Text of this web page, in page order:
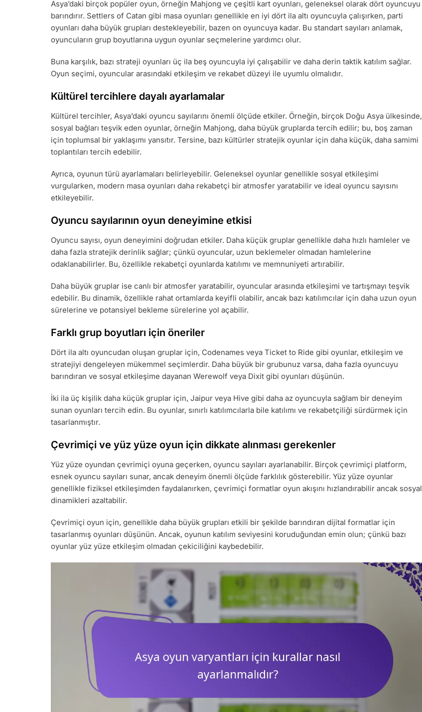
Asya’daki birçok popüler oyun, örneğin Mahjong ve çeşitli kart oyunları, geleneksel olarak dört oyuncuyu
barındırır. Settlers of Catan gibi masa oyunları genellikle en iyi dört ila altı oyuncuyla çalışırken, parti
oyunları daha büyük grupları destekleyebilir, bazen on oyuncuya kadar. Bu standart sayıları anlamak,
oyuncuların grup boyutlarına uygun oyunlar seçmelerine yardımcı olur.
Buna karşılık, bazı strateji oyunları üç ila beş oyuncuyla iyi çalışabilir ve daha derin taktik katılım sağlar.
Oyun seçimi, oyuncular arasındaki etkileşim ve rekabet düzeyi ile uyumlu olmalıdır.
Kültürel tercihlere dayalı ayarlamalar
Kültürel tercihler, Asya’daki oyuncu sayılarını önemli ölçüde etkiler. Örneğin, birçok Doğu Asya ülkesinde,
sosyal bağları teşvik eden oyunlar, örneğin Mahjong, daha büyük gruplarda tercih edilir; bu, boş zaman
için toplumsal bir yaklaşımı yansıtır. Tersine, bazı kültürler stratejik oyunlar için daha küçük, daha samimi
toplantıları tercih edebilir.
Ayrıca, oyunun türü ayarlamaları belirleyebilir. Geleneksel oyunlar genellikle sosyal etkileşimi
vurgularken, modern masa oyunları daha rekabetçi bir atmosfer yaratabilir ve ideal oyuncu sayısını
etkileyebilir.
Oyuncu sayılarının oyun deneyimine etkisi
Oyuncu sayısı, oyun deneyimini doğrudan etkiler. Daha küçük gruplar genellikle daha hızlı hamleler ve
daha fazla stratejik derinlik sağlar; çünkü oyuncular, uzun beklemeler olmadan hamlelerine
odaklanabilirler. Bu, özellikle rekabetçi oyunlarda katılımı ve memnuniyeti artırabilir.
Daha büyük gruplar ise canlı bir atmosfer yaratabilir, oyuncular arasında etkileşimi ve tartışmayı teşvik
edebilir. Bu dinamik, özellikle rahat ortamlarda keyifli olabilir, ancak bazı katılımcılar için daha uzun oyun
sürelerine ve potansiyel bekleme sürelerine yol açabilir.
Farklı grup boyutları için öneriler
Dört ila altı oyuncudan oluşan gruplar için, Codenames veya Ticket to Ride gibi oyunlar, etkileşim ve
stratejiyi dengeleyen mükemmel seçimlerdir. Daha büyük bir grubunuz varsa, daha fazla oyuncuyu
barındıran ve sosyal etkileşime dayanan Werewolf veya Dixit gibi oyunları düşünün.
İki ila üç kişilik daha küçük gruplar için, Jaipur veya Hive gibi daha az oyuncuyla sağlam bir deneyim
sunan oyunları tercih edin. Bu oyunlar, sınırlı katılımcılarla bile katılımı ve rekabetçiliği sürdürmek için
tasarlanmıştır.
Çevrimiçi ve yüz yüze oyun için dikkate alınması gerekenler
Yüz yüze oyundan çevrimiçi oyuna geçerken, oyuncu sayıları ayarlanabilir. Birçok çevrimiçi platform,
esnek oyuncu sayıları sunar, ancak deneyim önemli ölçüde farklılık gösterebilir. Yüz yüze oyunlar
genellikle fiziksel etkileşimden faydalanırken, çevrimiçi formatlar oyun akışını hızlandırabilir ancak sosyal
dinamikleri azaltabilir.
Çevrimiçi oyun için, genellikle daha büyük grupları etkili bir şekilde barındıran dijital formatlar için
tasarlanmış oyunları düşünün. Ancak, oyunun katılım seviyesini koruduğundan emin olun; çünkü bazı
oyunlar yüz yüze etkileşim olmadan çekiciliğini kaybedebilir.